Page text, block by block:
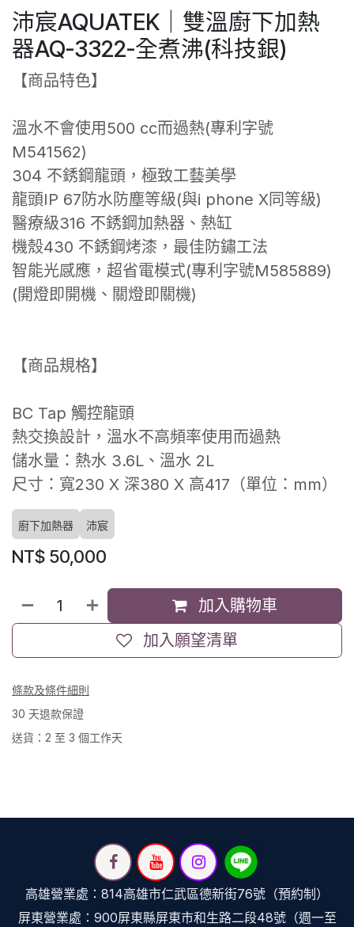
沛宸AQUATEK｜雙溫廚下加熱
器AQ-3322-全煮沸(科技銀)
【商品特色】
溫水不會使用500 cc而過熱(專利字號
M541562)
304 不銹鋼龍頭，極致工藝美學
龍頭IP 67防水防塵等級(與i phone X同等級)
醫療級316 不銹鋼加熱器、熱缸
機殼430 不銹鋼烤漆，最佳防鏽工法
智能光感應，超省電模式(專利字號M585889)
(開燈即開機、關燈即關機)
【商品規格】
BC Tap 觸控龍頭
熱交換設計，溫水不高頻率使用而過熱
儲水量：熱水 3.6L、溫水 2L
尺寸：寬230 X 深380 X 高417（單位：mm）
廚下加熱器 沛宸
NT$ 50,000
加入購物車
加入願望清單
條款及條件細則
30 天退款保證
送貨：2 至 3 個工作天
高雄營業處：814高雄市仁武區德新街76號（預約制）
屏東營業處：900屏東縣屏東市和生路二段48號（週一至